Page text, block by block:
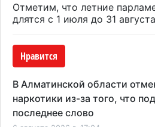
Отметим, что летние
длятся с 1 июля до 31
Нравится
В Алматинской области
наркотики из-за того, что
последнее слово